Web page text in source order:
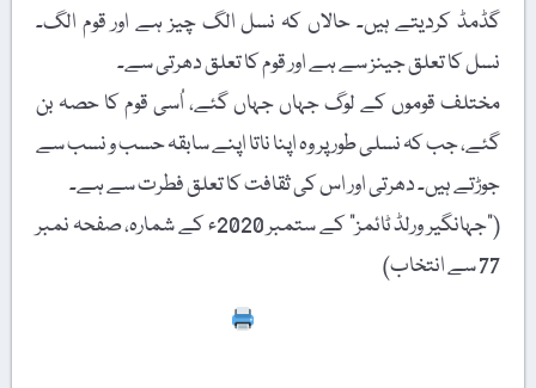
گڈمڈ کردیتے ہیں۔ حالاں کہ نسل الگ چیز ہے اور قوم الگ۔
نسل کا تعلق جینز سے ہے اور قوم کا تعلق دھرتی سے۔
مختلف قوموں کے لوگ جہاں جہاں گئے، اُسی قوم کا حصہ بن
گئے، جب کہ نسلی طور پر وہ اپنا ناتا اپنے سابقہ حسب و نسب سے
جوڑتے ہیں۔ دھرتی اور اس کی ثقافت کا تعلق فطرت سے ہے۔
("جہانگیر ورلڈ ٹائمز” کے ستمبر 2020ء کے شمارہ، صفحہ نمبر
77 سے انتخاب)